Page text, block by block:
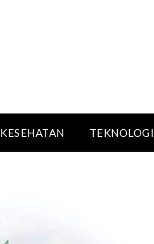
KESEHATAN TEKNOLOGI